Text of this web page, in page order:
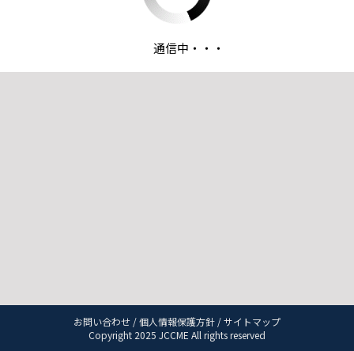
お問い合わせ /個人情報保護方針 /サイトマップ
Copyright 2025 JCCME All rights reserved
通信中・・・